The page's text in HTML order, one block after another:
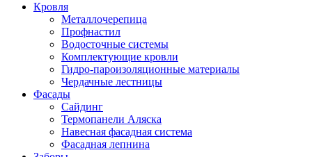
Кровля
Металлочерепица
Профнастил
Водосточные системы
Комплектующие кровли
Гидро-пароизоляционные материалы
Чердачные лестницы
Фасады
Сайдинг
Термопанели Аляска
Навесная фасадная система
Фасадная лепнина